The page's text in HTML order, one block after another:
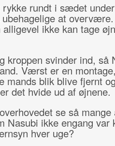
rundt i sædet
at
ikke kan tage
kroppen svinder ind, så
Værst er en
mands blik blive fjernt
det hvide ud af øjnene.
se så mange
Nasubi ikke engang var
hver uge?